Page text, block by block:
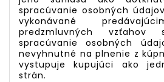
spracúvanie osobných
vykonávané
predzmluvných
spracúvanie osobných
nevyhnutné na plnenie z
vystupuje kupujúci ako
strán.